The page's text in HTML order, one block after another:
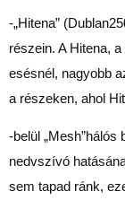
-„Hitena”
részein. A Hitena,
esésnél, nagyobb
a részeken, ahol
-belül
nedvszívó
sem tapad ránk,